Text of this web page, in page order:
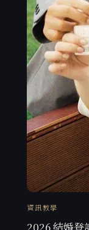
資訊教學
2026 結婚登